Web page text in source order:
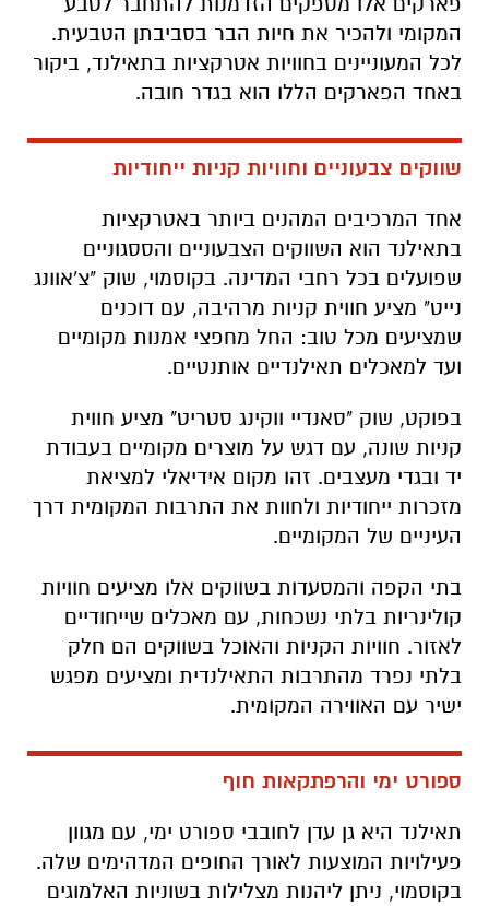
המקומי ולהכיר את חיות הבר בסביבתן הטבעית.
לכל המעוניינים בחוויות אטרקציות בתאילנד, ביקור
באחד הפארקים הללו הוא בגדר חובה.
שווקים צבעוניים וחוויות קניות ייחודיות
אחד המרכיבים המהנים ביותר באטרקציות
בתאילנד הוא השווקים הצבעוניים והססגוניים
שפועלים בכל רחבי המדינה. בקוסמוי, שוק "צ'אוונג
נייט" מציע חווית קניות מרהיבה, עם דוכנים
שמציעים מכל טוב: החל מחפצי אמנות מקומיים
ועד למאכלים תאילנדיים אותנטיים.
בפוקט, שוק "סאנדיי ווקינג סטריט" מציע חווית
קניות שונה, עם דגש על מוצרים מקומיים בעבודת
יד ובגדי מעצבים. זהו מקום אידיאלי למציאת
מזכרות ייחודיות ולחוות את התרבות המקומית דרך
העיניים של המקומיים.
בתי הקפה והמסעדות בשווקים אלו מציעים חוויות
קולינריות בלתי נשכחות, עם מאכלים שייחודיים
לאזור. חוויות הקניות והאוכל בשווקים הם חלק
בלתי נפרד מהתרבות התאילנדית ומציעים מפגש
ישיר עם האווירה המקומית.
ספורט ימי והרפתקאות חוף
תאילנד היא גן עדן לחובבי ספורט ימי, עם מגוון
פעילויות המוצעות לאורך החופים המדהימים שלה.
בקוסמוי, ניתן ליהנות מצלילות בשוניות האלמוגים